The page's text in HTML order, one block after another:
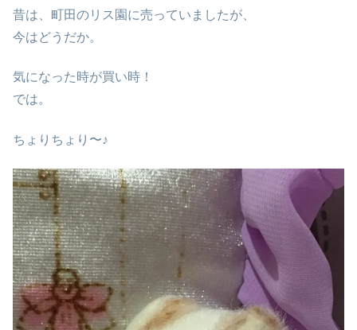
昔は、町田のリス園に売っていましたが、
今はどうだか。
気になった時が買い時！
では。
ちょりちょり〜♪